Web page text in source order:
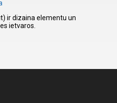
ir dizaina elementu un
ietvaros.